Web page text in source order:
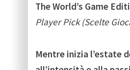
The World’s Game
Player Pick (Scelte
Mentre inizia l’estate